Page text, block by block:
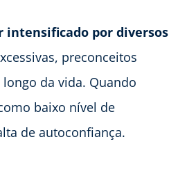
intensificado por diversos
preconceitos
da vida. Quando
baixo nível de
de autoconfiança.